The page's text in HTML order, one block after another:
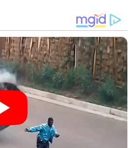
ഫോണ്‍ കോളുകള്‍
ഇത് അതിരു
"എനിക്ക്
ഏറ്റവും ബാലിശമായ
അവര്‍ തന്‍റെ